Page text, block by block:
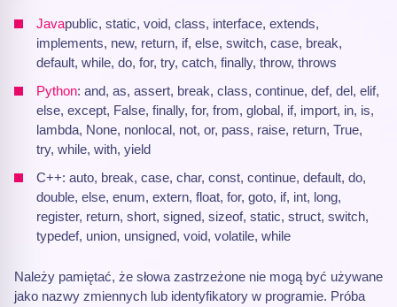
Javapublic, static, void, class, interface, extends,
implements, new, return, if, else, switch, case, break,
default, while, do, for, try, catch, finally, throw, throws
Python: and, as, assert, break, class, continue, def, del, elif,
else, except, False, finally, for, from, global, if, import, in, is,
lambda, None, nonlocal, not, or, pass, raise, return, True,
try, while, with, yield
C++: auto, break, case, char, const, continue, default, do,
double, else, enum, extern, float, for, goto, if, int, long,
register, return, short, signed, sizeof, static, struct, switch,
typedef, union, unsigned, void, volatile, while
Należy pamiętać, że słowa zastrzeżone nie mogą być używane
jako nazwy zmiennych lub identyfikatory w programie. Próba